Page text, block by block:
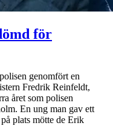
för
genomfört en
Fredrik Reinfeldt,
året som polisen
En ung man gav ett
plats mötte de Erik